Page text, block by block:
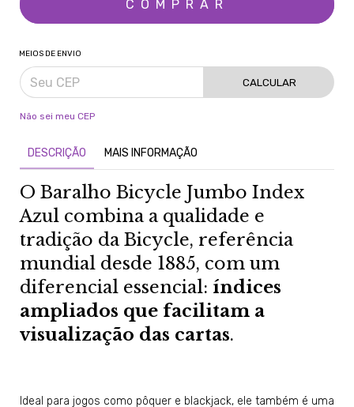
MEIOS DE ENVIO
CALCULAR
Não sei meu CEP
DESCRIÇÃO MAIS INFORMAÇÃO
O Baralho Bicycle Jumbo Index
Azul combina a qualidade e
tradição da Bicycle, referência
mundial desde 1885, com um
diferencial essencial: índices
ampliados que facilitam a
visualização das cartas.
Ideal para jogos como pôquer e blackjack, ele também é uma